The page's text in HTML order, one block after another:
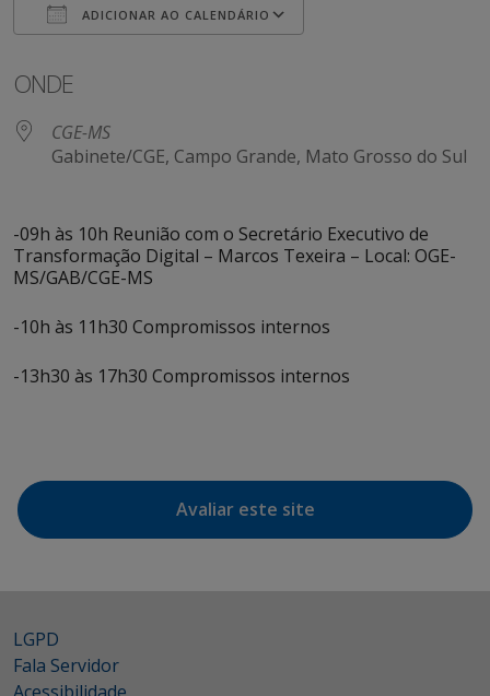
ADICIONAR AO CALENDÁRIO
ONDE
CGE-MS
Gabinete/CGE, Campo Grande, Mato Grosso do Sul
-09h às 10h Reunião com o Secretário Executivo de
Transformação Digital – Marcos Texeira – Local: OGE-
MS/GAB/CGE-MS
-10h às 11h30 Compromissos internos
-13h30 às 17h30 Compromissos internos
Avaliar este site
LGPD
Fala Servidor